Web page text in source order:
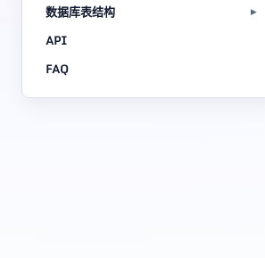
数据库表结构
API
FAQ